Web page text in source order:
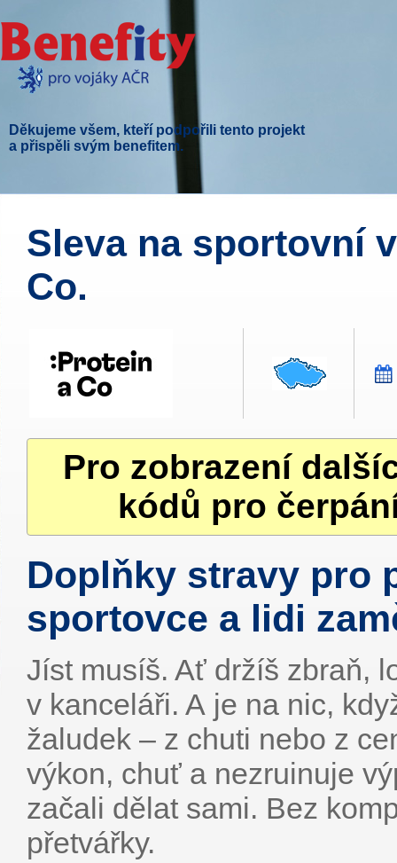
Děkujeme všem, kteří podpořili tento projekt
a přispěli svým benefitem.
Sleva na sportovní
Co.
Pro zobrazení
kódů pro
Doplňky stravy pro
sportovce a lidi
Jíst musíš. Ať držíš zbraň,
v kanceláři. A je na nic,
žaludek – z chuti nebo z
výkon, chuť a nezruinuje
začali dělat sami. Bez
přetvářky.